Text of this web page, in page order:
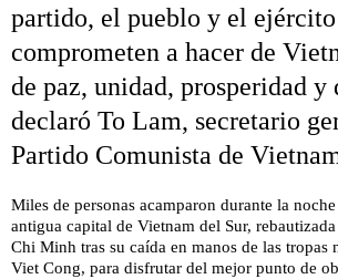
partido, el pueblo y el ejército
comprometen a hacer de
de paz, unidad, prosperidad y
declaró To Lam, secretario
Partido Comunista de
Miles de personas acamparon durante la
antigua capital de Vietnam del Sur,
Chi Minh tras su caída en manos de las tropas
Viet Cong, para disfrutar del mejor punto de